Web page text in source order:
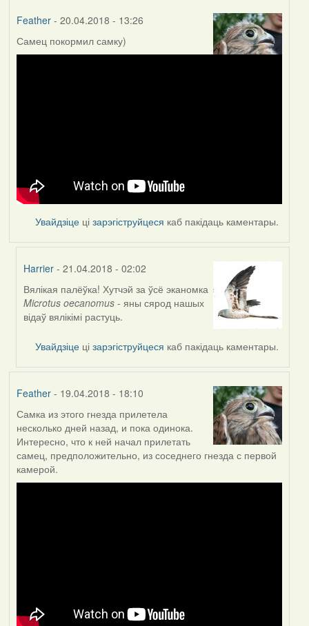
Feather- 20.04.2018 - 13:26
Самец покормил самку)
Увайдзіце цізарэгіструйцеся каб пакідаць каментары.
Harrier - 21.04.2018 - 02:02
In
reply
to
Feather
Вялікая палёўка! Хутчэй за ўсё эканомка
Microtus oecanomus - яны сярод нашых
відаў вялікімі растуць.
Увайдзіце цізарэгіструйцеся каб пакідаць каментары.
Feather- 19.04.2018 - 18:10
Самка из этого гнезда прилетела
несколько дней назад, и пока одинока.
Интересно, что к ней начал прилетать
самец, предположительно, из соседнего гнезда с первой
камерой.